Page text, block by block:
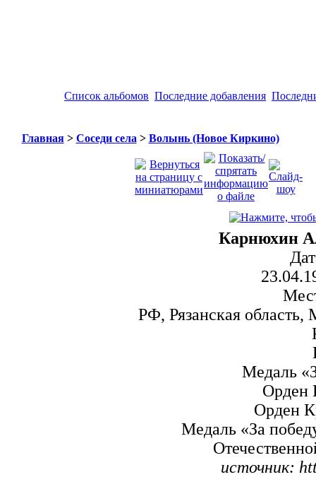
Список альбомов Последние добавления
Главная> Соседи села > Волынь (Новое Киркино)
Карнюхин
РФ, Рязанская
Медаль
Орден
Орден
Медаль «За
источник: